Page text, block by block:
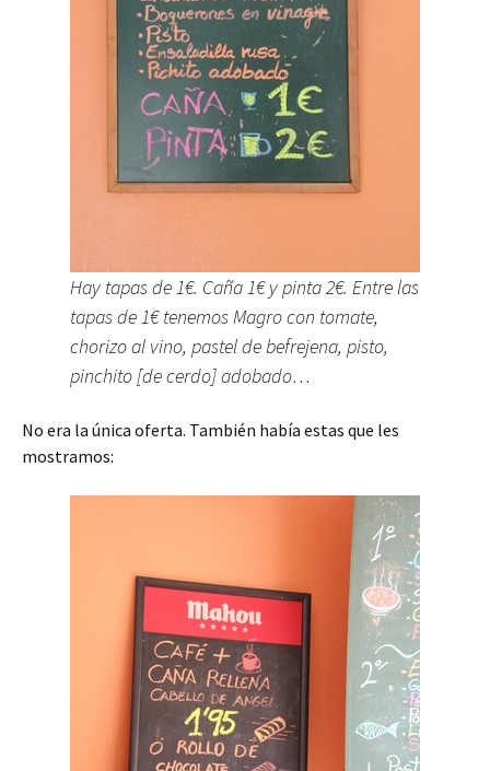
Hay tapas de 1€. Caña 1€ y pinta 2€. Entre las
tapas de 1€ tenemos Magro con tomate,
chorizo al vino, pastel de befrejena, pisto,
pinchito [de cerdo] adobado…
No era la única oferta. También había estas que les
mostramos: